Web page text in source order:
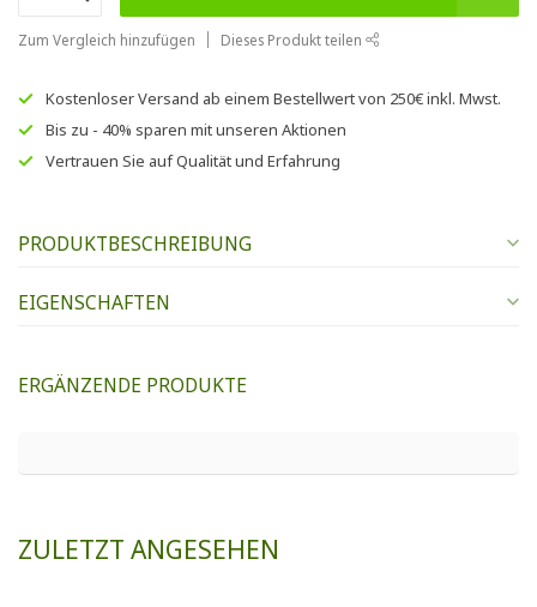
Zum Vergleich hinzufügen Dieses Produkt teilen
Kostenloser Versand ab einem Bestellwert von 250€inkl. Mwst.
Bis zu - 40% sparen mit unseren Aktionen
Vertrauen Sie aufQualität und Erfahrung
PRODUKTBESCHREIBUNG
EIGENSCHAFTEN
ERGÄNZENDE PRODUKTE
ZULETZT ANGESEHEN